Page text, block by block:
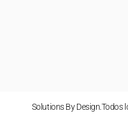
Solutions By Design.Todos